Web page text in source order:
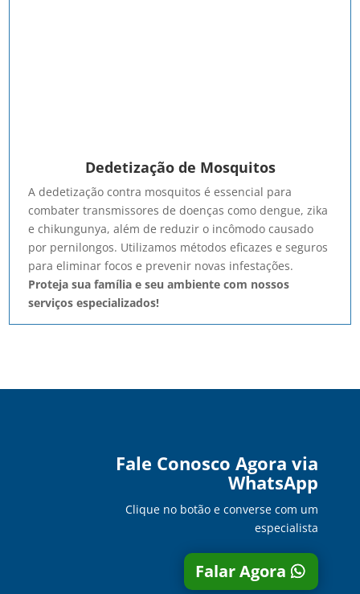
Dedetização de Mosquitos
A dedetização contra mosquitos é essencial para
combater transmissores de doenças como dengue, zika
e chikungunya, além de reduzir o incômodo causado
por pernilongos. Utilizamos métodos eficazes e seguros
para eliminar focos e prevenir novas infestações.
Proteja sua família e seu ambiente com nossos
serviços especializados!
Fale Conosco Agora via
WhatsApp
Clique no botão e converse com um
especialista
Falar Agora